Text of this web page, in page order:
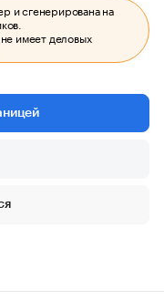
и сгенерирована на
имеет деловых